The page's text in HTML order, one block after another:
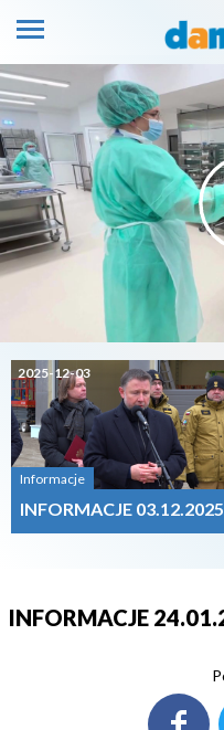
2025-12-03
Informacje
INFORMACJE 03.12.2025
INFORMACJE